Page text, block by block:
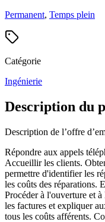
Permanent, Temps plein
Catégorie
Ingénierie
Description du
Description de l’offre
Répondre aux appels
Accueillir les clients.
permettre d'identifier les
les coûts des réparations.
Procéder à l'ouverture et
les factures et expliquer
tous les coûts afférents.